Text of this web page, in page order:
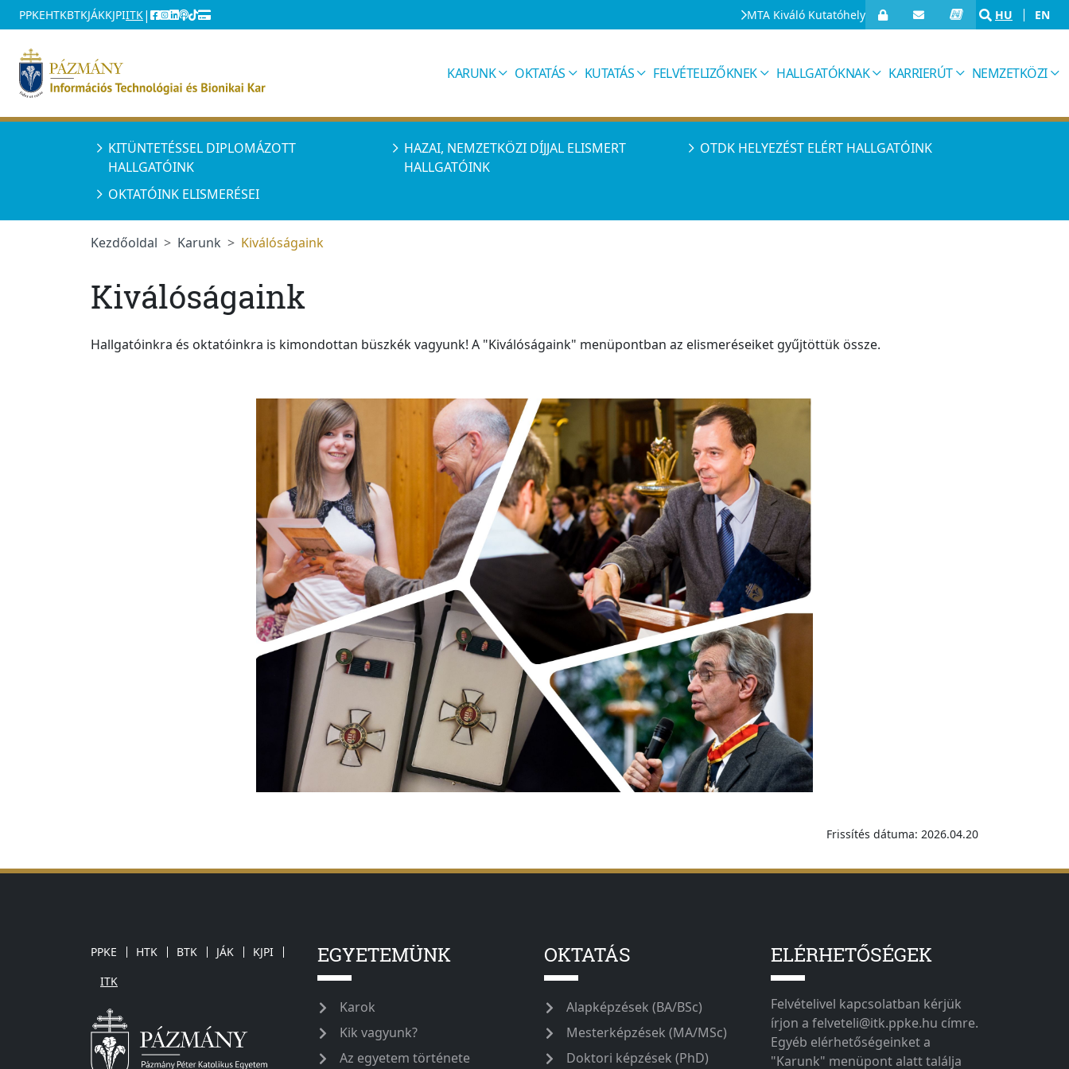
Ugrás a menüre
Ugrás a tartalomra
PPKEHTKBTKJÁKKJPIITK| MTA Kiváló Kutatóhely HU EN
KARUNK OKTATÁS KUTATÁS FELVÉTELIZŐKNEK HALLGATÓKNAK KARRIERÚT NEMZETKÖZI
KITÜNTETÉSSEL DIPLOMÁZOTT
HALLGATÓINK
HAZAI, NEMZETKÖZI DÍJJAL ELISMERT
HALLGATÓINK
OTDK HELYEZÉST ELÉRT HALLGATÓINK
OKTATÓINK ELISMERÉSEI
Kezdőoldal Karunk Kiválóságaink
Kiválóságaink
Hallgatóinkra és oktatóinkra is kimondottan büszkék vagyunk! A "Kiválóságaink" menüpontban az elismeréseiket gyűjtöttük össze.
Frissítés dátuma: 2026.04.20
PPKE HTK BTK JÁK
KJPI
ITK
EGYETEMÜNK
Karok
Kik vagyunk?
Az egyetem története
OKTATÁS
Alapképzések (BA/BSc)
Mesterképzések (MA/MSc)
Doktori képzések (PhD)
ELÉRHETŐSÉGEK
Felvételivel kapcsolatban kérjük
írjon a felveteli@itk.ppke.hu címre.
Egyéb elérhetőségeinket a
"Karunk" menüpont alatt találja